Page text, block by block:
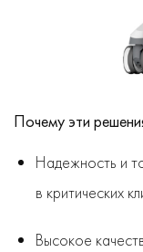
Почему эти
Надежность и
в критических
Высокое